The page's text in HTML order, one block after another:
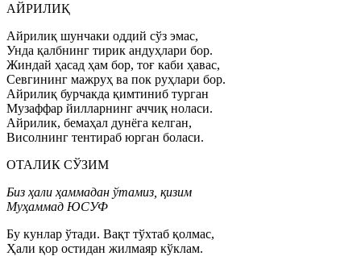
АЙРИЛИҚ
Айрилиқ шунчаки оддий сўз эмас,
Унда қалбнинг тирик андуҳлари бор.
Жиндай ҳасад ҳам бор, тоғ каби ҳавас,
Севгининг мажруҳ ва пок руҳлари бор.
Айрилиқ бурчакда қимтиниб турган
Музаффар йилларнинг аччиқ ноласи.
Айрилик, бемаҳал дунёга келган,
Висолнинг тентираб юрган боласи.
ОТАЛИК СЎЗИМ
Биз ҳали ҳаммадан ўтамиз, қизим
Муҳаммад ЮСУФ
Бу кунлар ўтади. Вақт тўхтаб қолмас,
Ҳали қор остидан жилмаяр кўклам.